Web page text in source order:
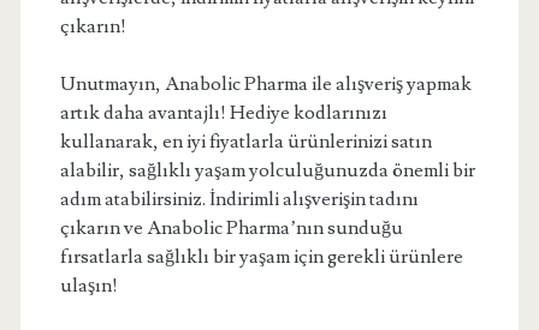
çıkarın!
Unutmayın, Anabolic Pharma ile alışveriş yapmak
artık daha avantajlı! Hediye kodlarınızı
kullanarak, en iyi fiyatlarla ürünlerinizi satın
alabilir, sağlıklı yaşam yolculuğunuzda önemli bir
adım atabilirsiniz. İndirimli alışverişin tadını
çıkarın ve Anabolic Pharma’nın sunduğu
fırsatlarla sağlıklı bir yaşam için gerekli ürünlere
ulaşın!